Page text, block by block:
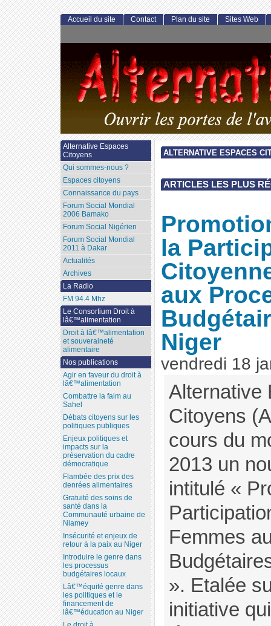
ALTERNATIVE ESPACES
ARTICLES LES PLUS
la
aux
Niger
vendredi 18
Alternative
Citoyens
cours du
2013 un
intitulé «
Femmes
». Etalée
initiative
Accueil du site Contact Plan du site Sites Web
Alternative Espaces
Citoyens
Qui sommes-nous ?
Espaces citoyens
Connaissance du pays
Forum Social Mondial
2006 Bamako
Forum Social Nigérien
Forum Social Mondial
2011 à Dakar
Actualités
Archives
La Radio
FM 94.4 Mhz
Le Consortium Droit à
lâ€™alimentation
Droit à lâ€™alimentation
et souveraineté
alimentaire
Nos publications
Agir en faveur du droit à
lâ€™alimentation
Combattre la faim au
Sahel
Débats citoyens sur les
politiques publiques
Enjeux politiques et
impacts sur la
préservation du cadre
démocratique
Flambée des prix des
denrées alimentaires
Gratuité des soins de
santé dans la
Communauté urbaine de
Niamey
Insécurité et enjeux de
retour à la paix au Niger
Introduire le genre dans
les processus
budgétaires locaux
Lâ€™équité genre dans
les politiques et le
financement de
lâ€™éducation au Niger